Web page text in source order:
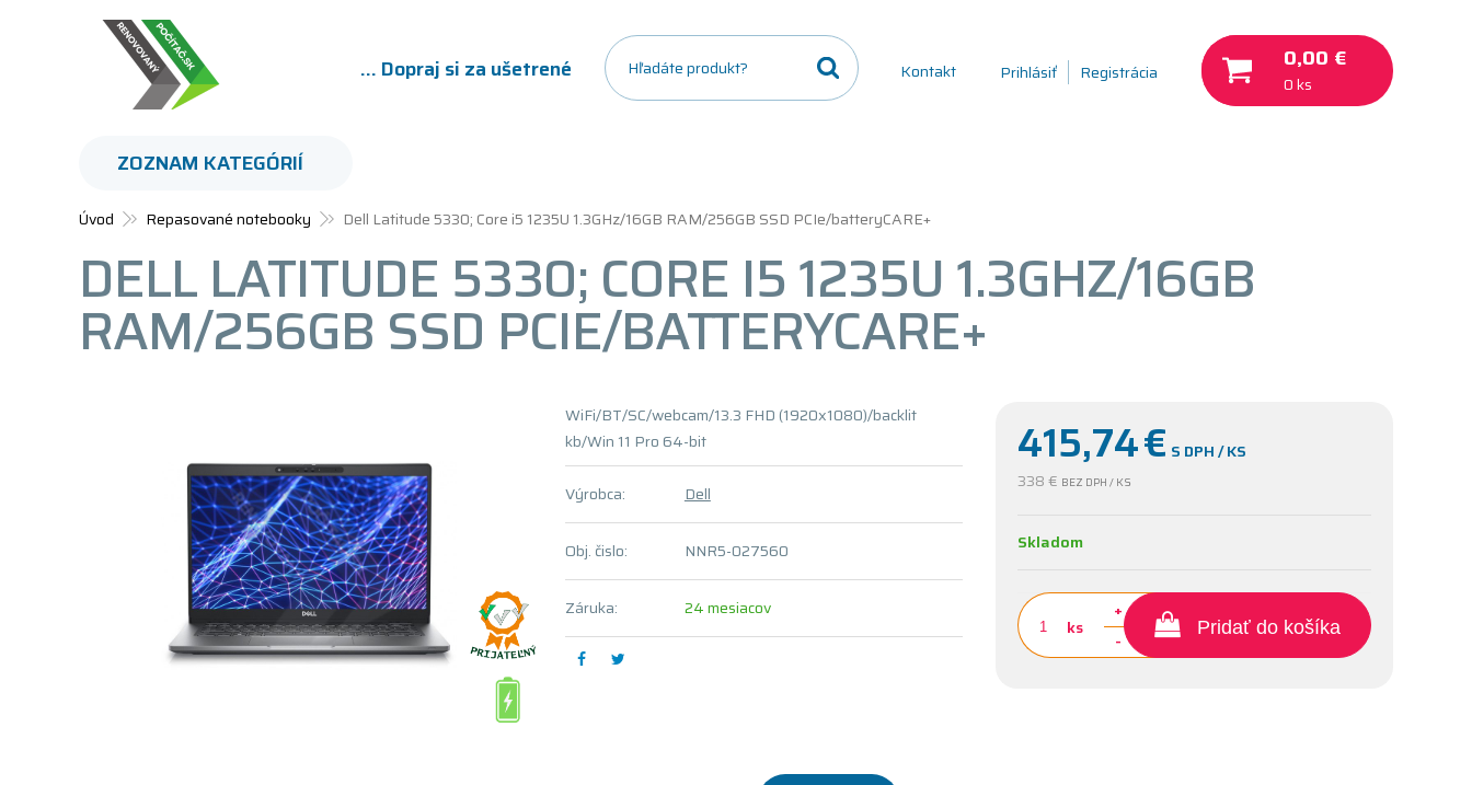
... Dopraj si za ušetrené Prihlásiť Registrácia 0,00 €
0 ks
Kontakt
Úvod Repasované notebooky Dell Latitude 5330; Core i5 1235U 1.3GHz/16GB RAM/256GB SSD PCIe/batteryCARE+
DELL LATITUDE 5330; CORE I5 1235U 1.3GHZ/16GB
RAM/256GB SSD PCIE/BATTERYCARE+
415,74€ S DPH / KS
338 € BEZ DPH / KS
Skladom
ks
+
-
Pridať do košíka
WiFi/BT/SC/webcam/13.3 FHD (1920x1080)/backlit
kb/Win 11 Pro 64-bit
Výrobca: Dell
Obj. čislo: NNR5-027560
Záruka: 24 mesiacov
ZOZNAM KATEGÓRIÍ